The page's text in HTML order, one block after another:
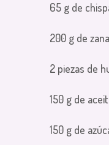
65 g de
200 g de
2 piezas de
150 g de
150 g de